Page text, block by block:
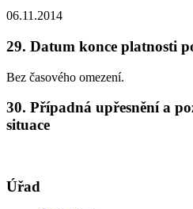
06.11.2014
29. Datum konce platnosti
Bez časového omezení.
30. Případná upřesnění a
situace
Úřad